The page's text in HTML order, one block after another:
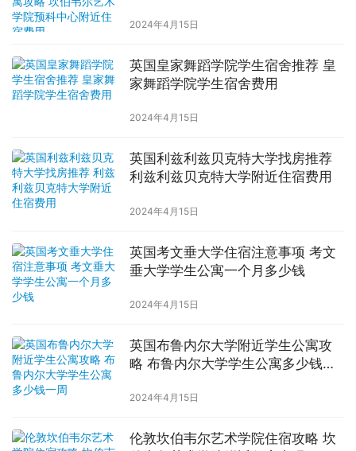
2024年4月15日
英国皇家舞蹈学院学生宿舍推荐 皇
家舞蹈学院学生宿舍费用
2024年4月15日
英国利兹利兹贝克特大学找房推荐
利兹利兹贝克特大学附近住宿费用
2024年4月15日
英国考文垂大学住宿注意事项 考文
垂大学学生公寓一个月多少钱
2024年4月15日
英国布鲁内尔大学附近学生公寓攻
略 布鲁内尔大学学生公寓多少钱一
2024年4月15日
伦敦坎伯韦尔艺术学院住宿攻略 坎